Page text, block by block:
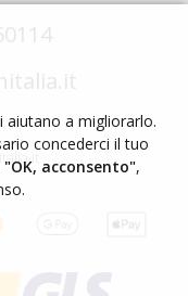
aiutano a migliorarlo.
concederci il tuo
"OK, acconsento",